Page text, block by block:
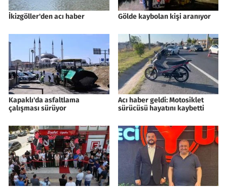
İkizgöller'den acı haber Gölde kaybolan kişi aranıyor
Kapaklı'da asfaltlama
çalışması sürüyor
Acı haber geldi: Motosiklet
sürücüsü hayatını kaybetti